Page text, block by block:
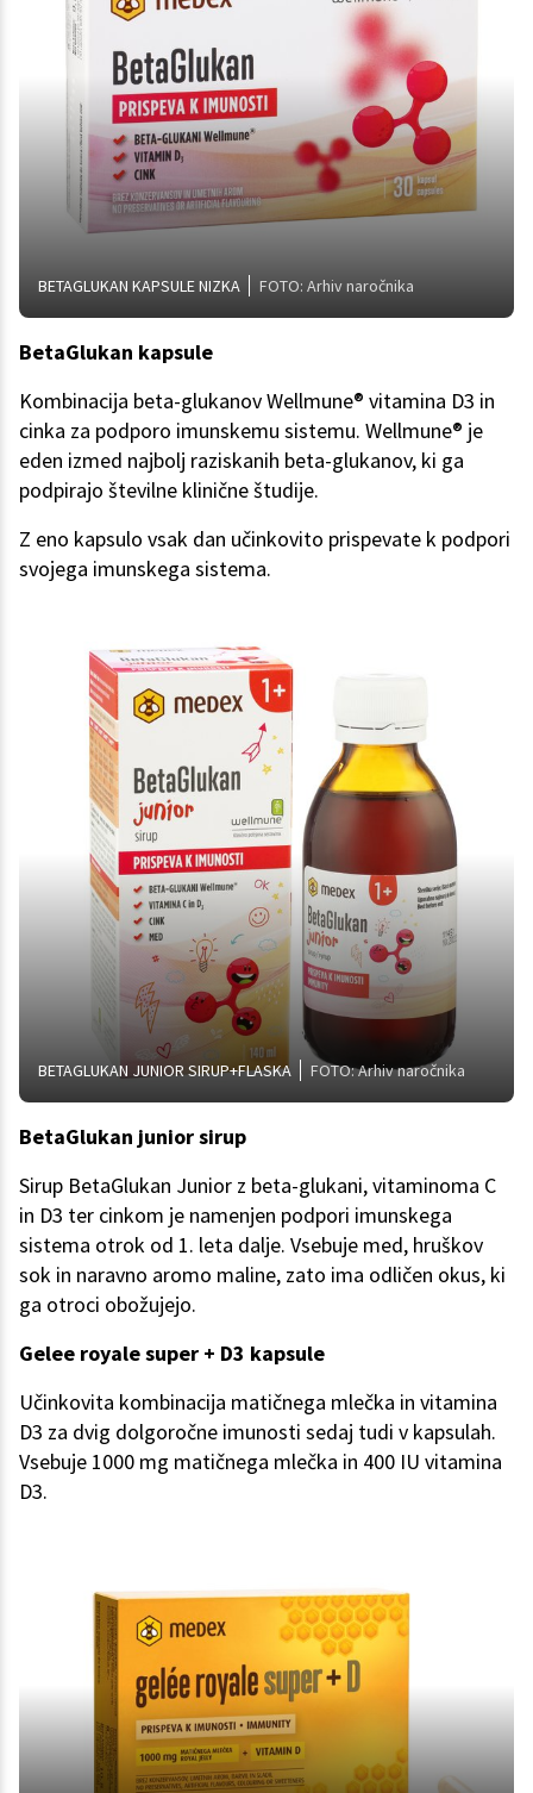
BETAGLUKAN KAPSULE NIZKA FOTO: Arhiv naročnika
BetaGlukan kapsule
Kombinacija beta-glukanov Wellmune® vitamina D3 in
cinka za podporo imunskemu sistemu. Wellmune® je
eden izmed najbolj raziskanih beta-glukanov, ki ga
podpirajo številne klinične študije.
Z eno kapsulo vsak dan učinkovito prispevate k podpori
svojega imunskega sistema.
BETAGLUKAN JUNIOR SIRUP+FLASKA FOTO: Arhiv naročnika
BetaGlukan junior sirup
Sirup BetaGlukan Junior z beta-glukani, vitaminoma C
in D3 ter cinkom je namenjen podpori imunskega
sistema otrok od 1. leta dalje. Vsebuje med, hruškov
sok in naravno aromo maline, zato ima odličen okus, ki
ga otroci obožujejo.
Gelee royale super + D3 kapsule
Učinkovita kombinacija matičnega mlečka in vitamina
D3 za dvig dolgoročne imunosti sedaj tudi v kapsulah.
Vsebuje 1000 mg matičnega mlečka in 400 IU vitamina
D3.